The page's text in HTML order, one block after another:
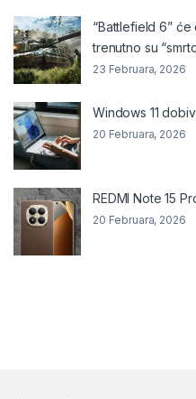
“Battlefield 6”
trenutno su
23 Februara, 2026
Windows 11
20 Februara, 2026
REDMI Note 15
20 Februara, 2026